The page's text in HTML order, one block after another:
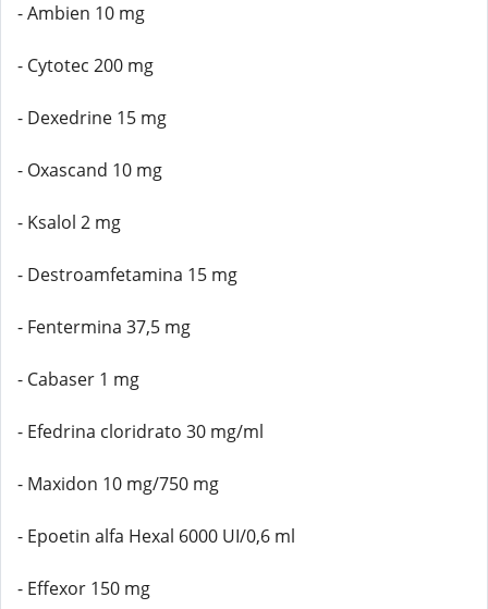
- Ambien 10 mg
- Cytotec 200 mg
- Dexedrine 15 mg
- Oxascand 10 mg
- Ksalol 2 mg
- Destroamfetamina 15 mg
- Fentermina 37,5 mg
- Cabaser 1 mg
- Efedrina cloridrato 30 mg/ml
- Maxidon 10 mg/750 mg
- Epoetin alfa Hexal 6000 UI/0,6 ml
- Effexor 150 mg